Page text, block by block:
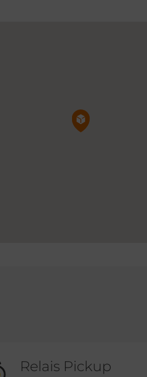
Pin de la carte
Relais Pickup